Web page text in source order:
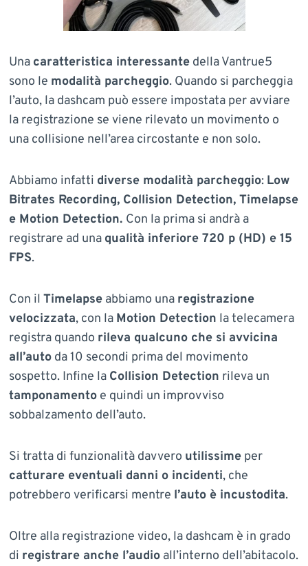
Una caratteristica interessantedella Vantrue5
sono le modalità parcheggio. Quando si parcheggia
l’auto, la dashcam può essere impostata per avviare
la registrazione se viene rilevato un movimento o
una collisione nell’area circostante e non solo.
Abbiamo infatti diverse modalità parcheggio: Low
Bitrates Recording, Collision Detection, Timelapse
e Motion Detection. Con la prima si andrà a
registrare ad una qualità inferiore 720 p (HD) e 15
FPS.
Con il Timelapseabbiamo una registrazione
velocizzata, con la Motion Detection la telecamera
registra quando rileva qualcuno che si avvicina
all’autoda 10 secondi prima del movimento
sospetto. Infine la Collision Detection rileva un
tamponamentoe quindi un improvviso
sobbalzamento dell’auto.
Si tratta di funzionalità davvero utilissimeper
catturare eventuali danni o incidenti, che
potrebbero verificarsi mentre l’auto è incustodita.
Oltre alla registrazione video, la dashcam è in grado
di registrare anche l’audioall’interno dell’abitacolo.